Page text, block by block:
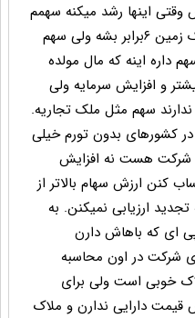
اینها رشد میکنه سهمم
باید رشد کنه نمیشه که مثلا یک زمین ۶برابر بشه ولی سهم
داره اینه که مال مولده
و افزایش سرمایه ولی
سهم مثل ملک تجاریه.
کشورهای بدون تورم خیلی
شرکت هست نه افزایش
کنن ارزش سهام بالاتر از
ارزیابی نمیکنن. به
ای که باهاش دارن
شرکت در اون محاسبه
خوبی است ولی برای
قیمت دارایی ندارن و ملاک